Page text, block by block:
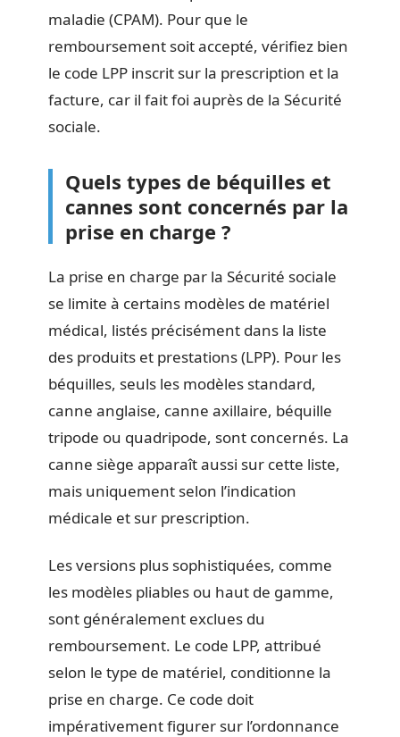
maladie (CPAM). Pour que le
remboursement soit accepté, vérifiez bien
le code LPP inscrit sur la prescription et la
facture, car il fait foi auprès de la Sécurité
sociale.
Quels types de béquilles et
cannes sont concernés par la
prise en charge ?
La prise en charge par la Sécurité sociale
se limite à certains modèles de matériel
médical, listés précisément dans la liste
des produits et prestations (LPP). Pour les
béquilles, seuls les modèles standard,
canne anglaise, canne axillaire, béquille
tripode ou quadripode, sont concernés. La
canne siège apparaît aussi sur cette liste,
mais uniquement selon l’indication
médicale et sur prescription.
Les versions plus sophistiquées, comme
les modèles pliables ou haut de gamme,
sont généralement exclues du
remboursement. Le code LPP, attribué
selon le type de matériel, conditionne la
prise en charge. Ce code doit
impérativement figurer sur l’ordonnance